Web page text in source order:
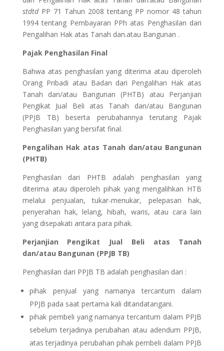
stdtdPP 71 Tahun 2008 tentang PP nomor 48 tahun
1994 tentang Pembayaran PPh atas Penghasilan dari
Pengalihan Hak atas Tanah dan.atau Bangunan .
Pajak Penghasilan Final
Bahwa atas penghasilan yang diterima atau diperoleh
Orang Pribadi atau Badan dari Pengalihan Hak atas
Tanah dan/atau Bangunan (PHTB) atau Perjanjian
Pengikat Jual Beli atas Tanah dan/atau Bangunan
(PPJB TB) beserta perubahannya terutang Pajak
Penghasilan yang bersifat final.
Pengalihan Hak atas Tanah dan/atau Bangunan
(PHTB)
Penghasilan dari PHTB adalah penghasilan yang
diterima atau diperoleh pihak yang mengalihkan HTB
melalui penjualan, tukar-menukar, pelepasan hak,
penyerahan hak, lelang, hibah, waris, atau cara lain
yang disepakati antara para pihak.
Perjanjian Pengikat Jual Beli atas Tanah
dan/atau Bangunan (PPJB TB)
Penghasilan dari PPJB TB adalah penghasilan dari :
pihak penjual yang namanya tercantum dalam
PPJB pada saat pertama kali ditandatangani.
pihak pembeli yang namanya tercantum dalam PPJB
sebelum terjadinya perubahan atau adendum PPJB,
atas terjadinya perubahan pihak pembeli dalam PPJB